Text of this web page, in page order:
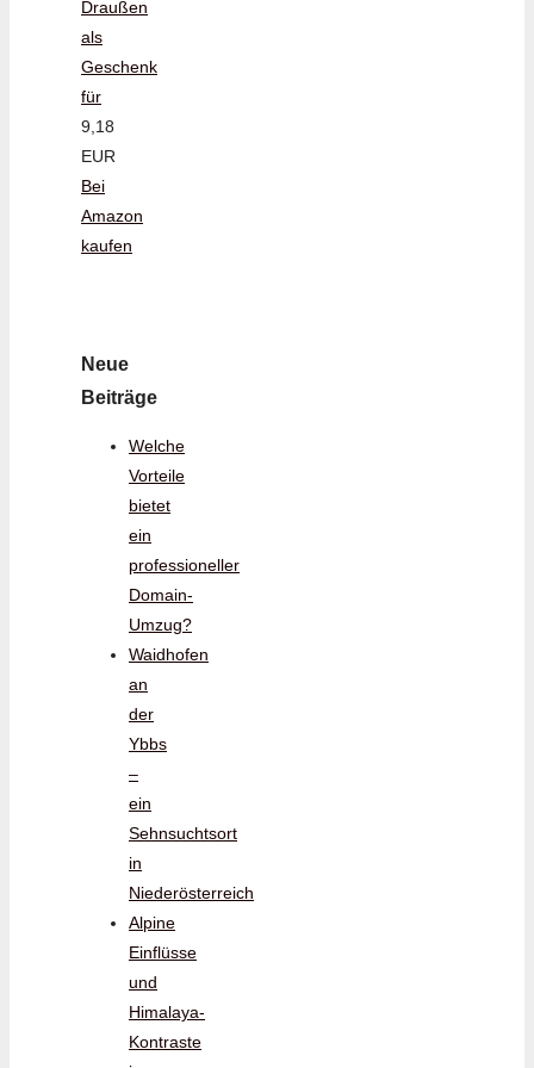
Draußen
als
Geschenk
für
9,18
EUR
Bei
Amazon
kaufen
Neue
Beiträge
Welche
Vorteile
bietet
ein
professioneller
Domain-
Umzug?
Waidhofen
an
der
Ybbs
–
ein
Sehnsuchtsort
in
Niederösterreich
Alpine
Einflüsse
und
Himalaya-
Kontraste